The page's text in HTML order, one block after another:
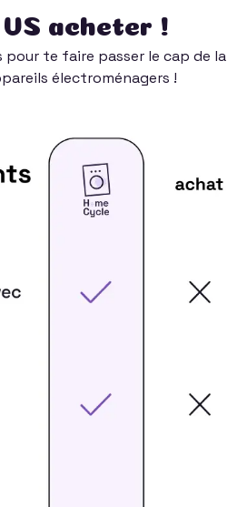
VS acheter !
pour te faire passer le cap de la
électroménagers !